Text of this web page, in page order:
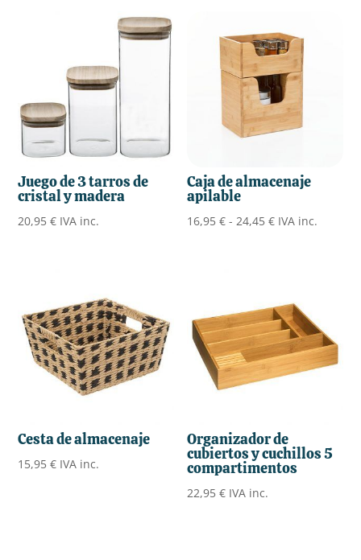
Juego de 3 tarros de
cristal y madera
20,95€ IVA inc.
Caja de almacenaje
apilable
16,95€ - 24,45€Rango
16,95 €
hasta
24,45 €
IVA inc.
Cesta de almacenaje
15,95€ IVA inc.
Organizador de
cubiertos y cuchillos 5
compartimentos
22,95€ IVA inc.